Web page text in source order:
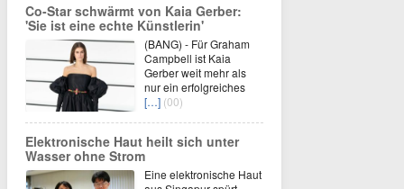
Co-Star schwärmt von Kaia Gerber:
'Sie ist eine echte Künstlerin'
(BANG) - Für Graham
Campbell ist Kaia
Gerber weit mehr als
nur ein erfolgreiches
[…] (00)
Elektronische Haut heilt sich unter
Wasser ohne Strom
Eine elektronische Haut